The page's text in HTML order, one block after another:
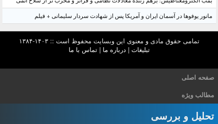
مانور یوفوها در آسمان ایران و آمریکا پس از شهادت سردار سلیمانی + فیلم
تمامی حقوق مادی و معنوی این وبسایت محفوظ است :: ۱۴۰۳-۱۳۸۴
تبلیغات | درباره ما |تماس با ما
صفحه اصلی
مطالب ویژه
تحلیل و بررسی